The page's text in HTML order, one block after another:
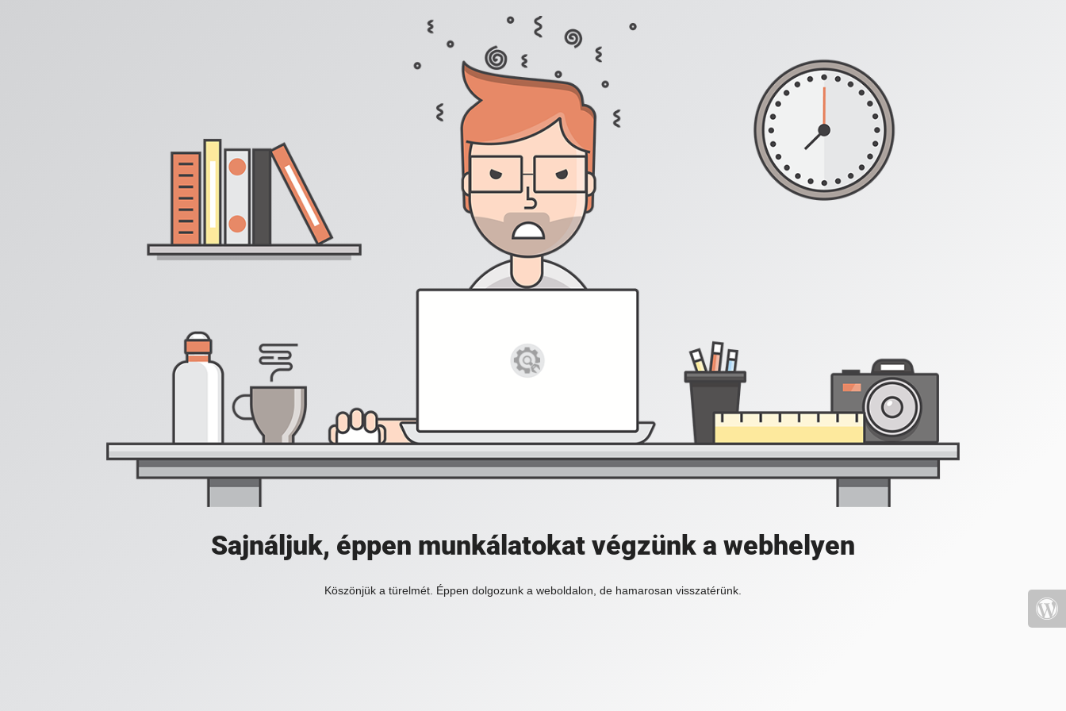
Sajnáljuk, éppen munkálatokat végzünk a webhelyen
Köszönjük a türelmét. Éppen dolgozunk a weboldalon, de hamarosan visszatérünk.